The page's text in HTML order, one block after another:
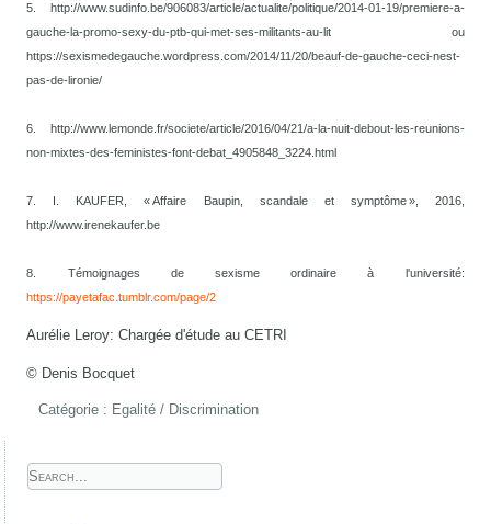
5. http://www.sudinfo.be/906083/article/actualite/politique/2014-01-19/premiere-a-
gauche-la-promo-sexy-du-ptb-qui-met-ses-militants-au-lit ou
https://sexismedegauche.wordpress.com/2014/11/20/beauf-de-gauche-ceci-nest-
pas-de-lironie/
6. http://www.lemonde.fr/societe/article/2016/04/21/a-la-nuit-debout-les-reunions-
non-mixtes-des-feministes-font-debat_4905848_3224.html
7. I. KAUFER, « Affaire Baupin, scandale et symptôme », 2016,
http://www.irenekaufer.be
8. Témoignages de sexisme ordinaire à l'université:
https://payetafac.tumblr.com/page/2
Aurélie Leroy: Chargée d'étude au CETRI
© Denis Bocquet
Catégorie : Egalité / Discrimination